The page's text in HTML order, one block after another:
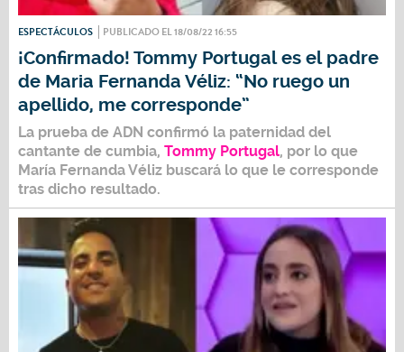
ESPECTÁCULOS PUBLICADO EL 18/08/22 16:55
¡Confirmado! Tommy Portugal es el padre
de Maria Fernanda Véliz: “No ruego un
apellido, me corresponde”
La prueba de ADN confirmó la paternidad del
cantante de cumbia, Tommy Portugal, por lo que
María Fernanda Véliz buscará lo que le corresponde
tras dicho resultado.